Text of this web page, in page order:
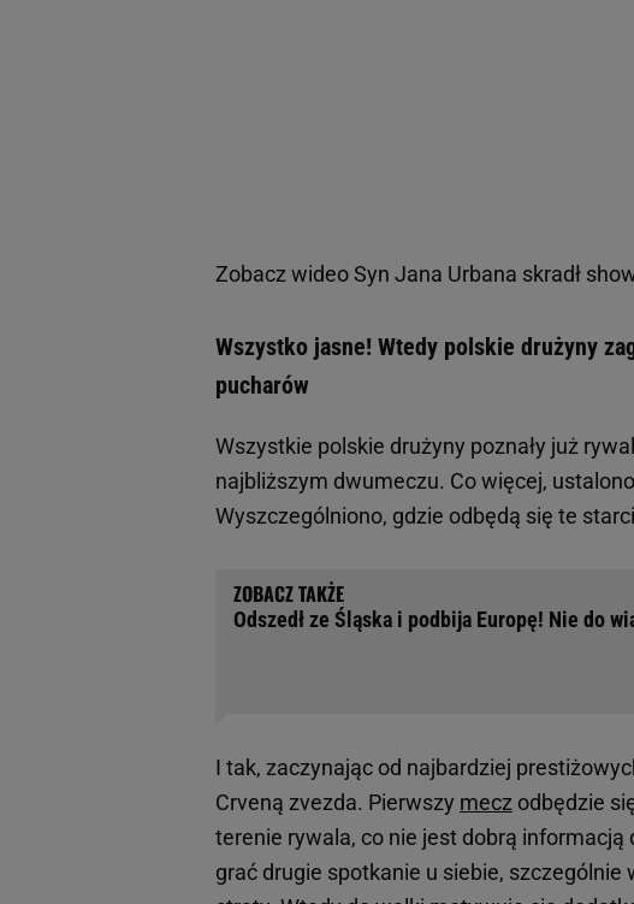
Zobacz wideoSyn Jana Urbana skradł
Wszystko jasne! Wtedy polskie drużyny
pucharów
Wszystkie polskie drużyny poznały już
najbliższym dwumeczu. Co więcej,
Wyszczególniono, gdzie odbędą się te
Odszedł ze Śląska i podbija Europę! Nie do
I tak, zaczynając od najbardziej
Crveną zvezda. Pierwszy mecz odbędzie
terenie rywala, co nie jest dobrą
grać drugie spotkanie u siebie,